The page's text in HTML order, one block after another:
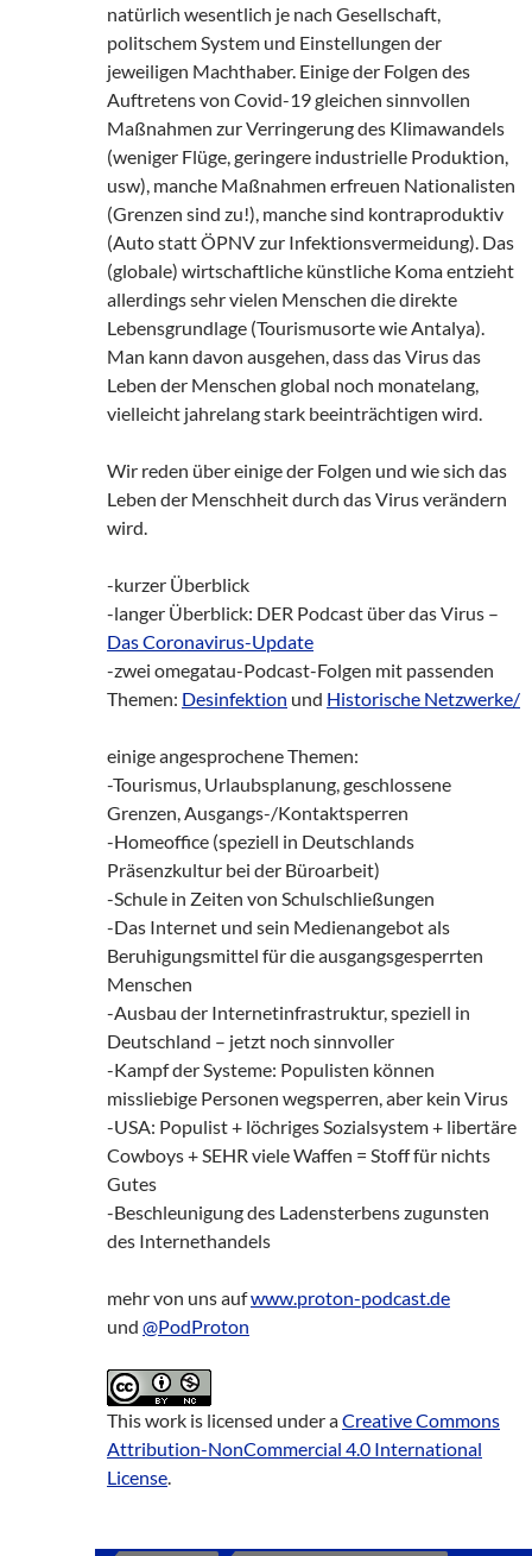
natürlich wesentlich je nach Gesellschaft,
politschem System und Einstellungen der
jeweiligen Machthaber. Einige der Folgen des
Auftretens von Covid-19 gleichen sinnvollen
Maßnahmen zur Verringerung des Klimawandels
(weniger Flüge, geringere industrielle Produktion,
usw), manche Maßnahmen erfreuen Nationalisten
(Grenzen sind zu!), manche sind kontraproduktiv
(Auto statt ÖPNV zur Infektionsvermeidung). Das
(globale) wirtschaftliche künstliche Koma entzieht
allerdings sehr vielen Menschen die direkte
Lebensgrundlage (Tourismusorte wie Antalya).
Man kann davon ausgehen, dass das Virus das
Leben der Menschen global noch monatelang,
vielleicht jahrelang stark beeinträchtigen wird.
Wir reden über einige der Folgen und wie sich das
Leben der Menschheit durch das Virus verändern
wird.
-kurzer Überblick
-langer Überblick: DER Podcast über das Virus –
Das Coronavirus-Update
-zwei omegatau-Podcast-Folgen mit passenden
Themen: Desinfektion und Historische Netzwerke/
einige angesprochene Themen:
-Tourismus, Urlaubsplanung, geschlossene
Grenzen, Ausgangs-/Kontaktsperren
-Homeoffice (speziell in Deutschlands
Präsenzkultur bei der Büroarbeit)
-Schule in Zeiten von Schulschließungen
-Das Internet und sein Medienangebot als
Beruhigungsmittel für die ausgangsgesperrten
Menschen
-Ausbau der Internetinfrastruktur, speziell in
Deutschland – jetzt noch sinnvoller
-Kampf der Systeme: Populisten können
missliebige Personen wegsperren, aber kein Virus
-USA: Populist + löchriges Sozialsystem + libertäre
Cowboys + SEHR viele Waffen = Stoff für nichts
Gutes
-Beschleunigung des Ladensterbens zugunsten
des Internethandels
mehr von uns aufwww.proton-podcast.de
und @PodProton
This work is licensed under aCreative Commons
Attribution-NonCommercial 4.0 International
License.